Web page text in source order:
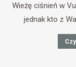
Wieżę ciśnień w
jednak kto z